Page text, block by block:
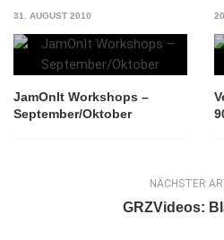
31. AUGUST 2010
JamOnIt Workshops –
September/Oktober
NÄCHSTER
GRZVideos: